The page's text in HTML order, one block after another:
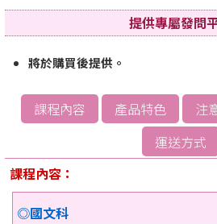
提供專屬發問
將於購買後提供。
課程內容 產品特色 注
運送方式
課程內容：
◎國文科